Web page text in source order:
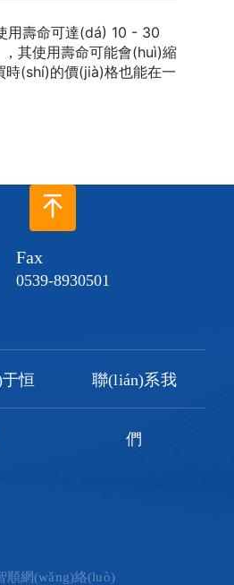
使用壽命可達(dá) 10 - 30
，其使用壽命可能會(huì)縮
時(shí)的價(jià)格也能在一
Fax
0539-8930501
于恒 聯(lián)系我
們
順網(wǎng)絡(luò)